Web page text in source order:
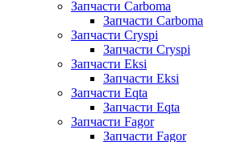
Запчасти Carboma
Запчасти Carboma
Запчасти Cryspi
Запчасти Cryspi
Запчасти Eksi
Запчасти Eksi
Запчасти Eqta
Запчасти Eqta
Запчасти Fagor
Запчасти Fagor